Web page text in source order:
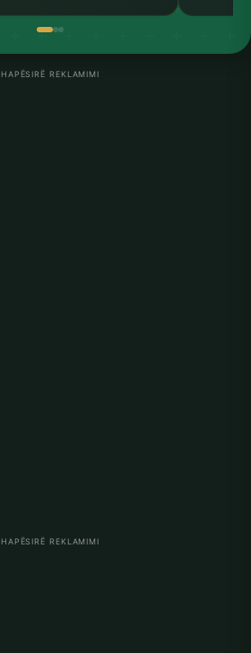
HAPËSIRË REKLAMIMI
HAPËSIRË REKLAMIMI